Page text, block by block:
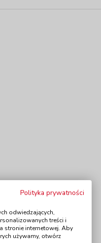
Polityka prywatności
odwiedzających,
treści i
stronie internetowej. Aby
używamy, otwórz